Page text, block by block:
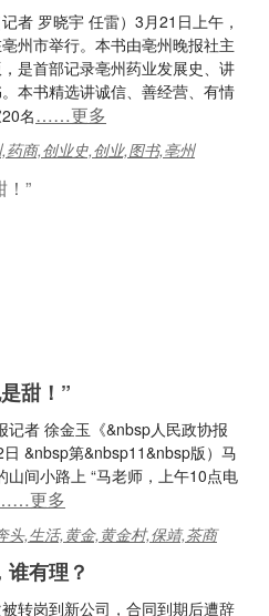
者 罗晓宇 任雷）3月21日上午，
州市举行。本书由亳州晚报社主
是首部记录亳州药业发展史、讲
本书精选讲诚信、善经营、有情
名……更多
药商,创业史,创业,图书,亳州
甜！”
记者 徐金玉《&nbsp人民政协报
&nbsp第&nbsp11&nbsp版）马
间小路上 “马老师，上午10点电
更多
头,生活,黄金,黄金村,保靖,茶商
有理？
转岗到新公司，合同到期后遭辞